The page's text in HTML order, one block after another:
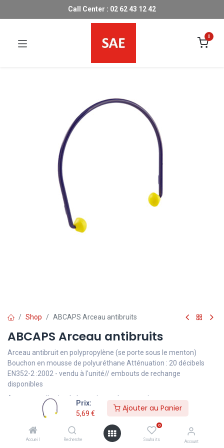
Prix:
5,69 €
Ajouter au Panier
Accueil Recherche
0
Souhaits Account
Call Center : 02 62 43 12 42
0
Shop ABCAPS Arceau antibruits
ABCAPS Arceau antibruits
Arceau antibruit en polypropylène (se porte sous le menton)
Bouchon en mousse de polyuréthane Atténuation : 20 décibels
EN352-2 :2002 - vendu à l'unité// embouts de rechange
disponibles
Arceaux antibruits de haut niveau de protection
S’adapte à tous les conduits auditifs